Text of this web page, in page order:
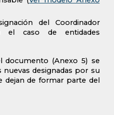
del Coordinador
el caso de entidades
documento (Anexo 5) se
designadas por su
dejan de formar parte del